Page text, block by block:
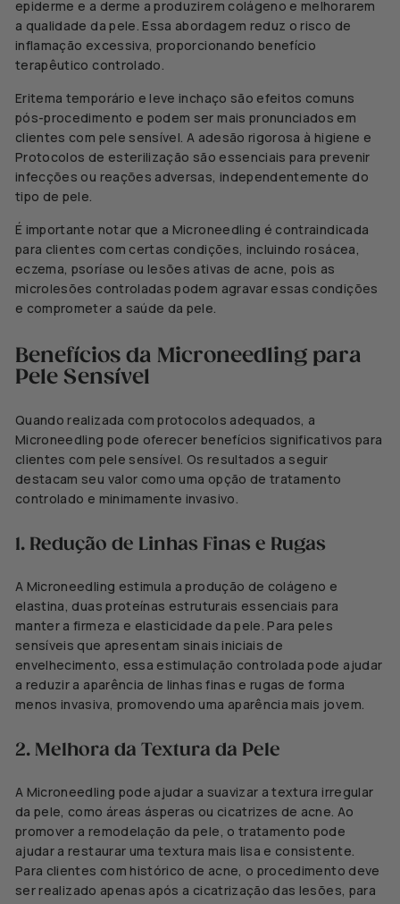
epiderme e a derme a produzirem colágeno e melhorarem
a qualidade da pele. Essa abordagem reduz o risco de
inflamação excessiva, proporcionando benefício
terapêutico controlado.
Eritema temporário e leve inchaço são efeitos comuns
pós-procedimento e podem ser mais pronunciados em
clientes com pele sensível. A adesão rigorosa à higiene e
Protocolos de esterilização são essenciais para prevenir
infecções ou reações adversas, independentemente do
tipo de pele.
É importante notar que a Microneedling é contraindicada
para clientes com certas condições, incluindo rosácea,
eczema, psoríase ou lesões ativas de acne, pois as
microlesões controladas podem agravar essas condições
e comprometer a saúde da pele.
Benefícios da Microneedling para
Pele Sensível
Quando realizada com protocolos adequados, a
Microneedling pode oferecer benefícios significativos para
clientes com pele sensível. Os resultados a seguir
destacam seu valor como uma opção de tratamento
controlado e minimamente invasivo.
1. Redução de Linhas Finas e Rugas
A Microneedling estimula a produção de colágeno e
elastina, duas proteínas estruturais essenciais para
manter a firmeza e elasticidade da pele. Para peles
sensíveis que apresentam sinais iniciais de
envelhecimento, essa estimulação controlada pode ajudar
a reduzir a aparência de linhas finas e rugas de forma
menos invasiva, promovendo uma aparência mais jovem.
2. Melhora da Textura da Pele
A Microneedling pode ajudar a suavizar a textura irregular
da pele, como áreas ásperas ou cicatrizes de acne. Ao
promover a remodelação da pele, o tratamento pode
ajudar a restaurar uma textura mais lisa e consistente.
Para clientes com histórico de acne, o procedimento deve
ser realizado apenas após a cicatrização das lesões, para